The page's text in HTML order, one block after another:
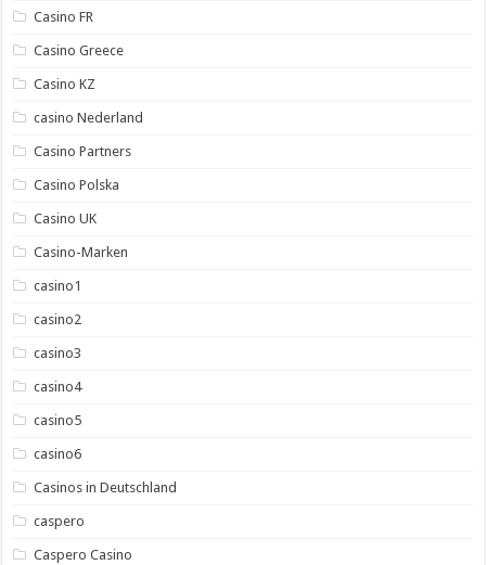
Casino FR
Casino Greece
Casino KZ
casino Nederland
Casino Partners
Casino Polska
Casino UK
Casino-Marken
casino1
casino2
casino3
casino4
casino5
casino6
Casinos in Deutschland
caspero
Caspero Casino